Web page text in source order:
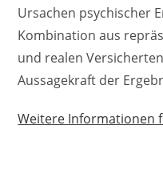
Ursachen psychischer
Kombination aus
und realen
Aussagekraft der
Weitere Informationen